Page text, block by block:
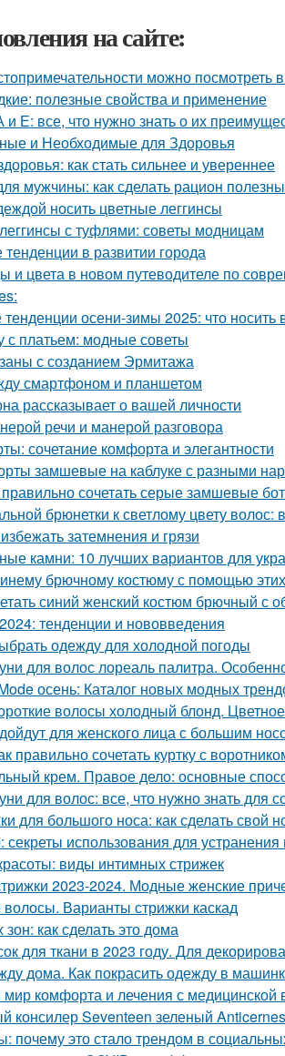
на сайте:
можно посмотреть
полезные свойства и применение
Е: все, что нужно знать о их
и Необходимые для Здоровья
как стать сильнее и увереннее
мужчины: как сделать рацион
носить цветные леггинсы
с туфлями: советы модницам
в развитии города
и цвета в новом путеводителе по
осени-зимы 2025: что носить
с платьем: модные советы
с созданием Эрмитажа
смартфоном и планшетом
рассказывает о вашей личности
речи и манерой разговора
сочетание комфорта и элегантности
замшевые на каблуке с разными
правильно сочетать серые замшевые
брюнетки к светлому цвету волос:
затемнения и грязи
камни: 10 лучших вариантов для
брючному костюму с помощью
синий женский костюм брючный с
тенденции и нововведения
одежду для холодной погоды
для волос лореаль палитра.
осень: Каталог новых модных
волосы холодный блонд.
для женского лица с большим
правильно сочетать куртку с
крем. Правое дело: основные
для волос: все, что нужно знать для
для большого носа: как сделать свой
секреты использования для
виды интимных стрижек
2023-2024. Модные женские
волосы. Варианты стрижки каскад
как сделать это дома
для ткани в 2023 году. Для
дома. Как покрасить одежду в
мир комфорта и лечения с медицинской
консилер Seventeen зеленый
почему это стало трендом в